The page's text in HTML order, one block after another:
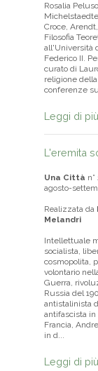
Rosalia
Croce,
Filosofia
all'Università
Federico II.
curato di
religione
conferenze
Leggi di più
L'eremita
Una Città n°
agosto-
Realizzata da
Melandri
Intellettuale
socialista,
cosmopolita,
volontario
Guerra,
Russia del
antistalinista
antifascista in
Francia,
in d...
Leggi di più